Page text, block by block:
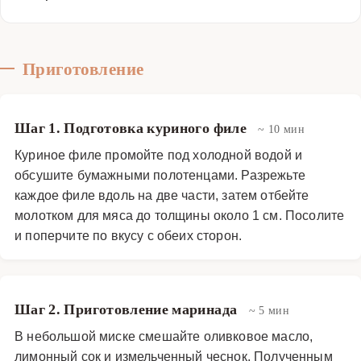
Основные блюда
Приготовление
Шаг 1. Подготовка куриного филе ~ 10 мин
Куриное филе промойте под холодной водой и
обсушите бумажными полотенцами. Разрежьте
каждое филе вдоль на две части, затем отбейте
молотком для мяса до толщины около 1 см. Посолите
и поперчите по вкусу с обеих сторон.
Шаг 2. Приготовление маринада ~ 5 мин
В небольшой миске смешайте оливковое масло,
лимонный сок и измельченный чеснок. Полученным